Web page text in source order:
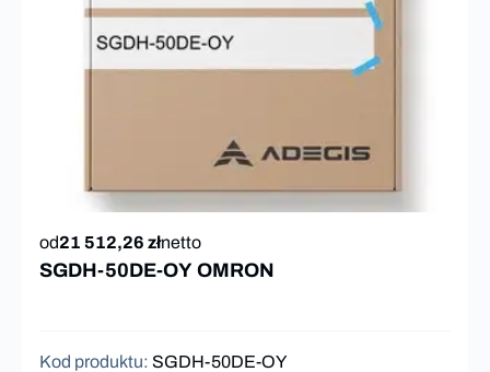
od21 512,26 złnetto
SGDH-50DE-OY OMRON
Kod produktu: SGDH-50DE-OY